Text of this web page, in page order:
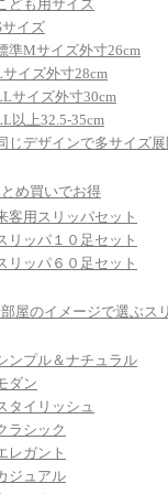
ども用サイズ
サイズ
準Mサイズ外寸26cm
イズ外寸28cm
サイズ外寸30cm
以上32.5-35cm
じデザインで多サイズ
とめ買いでお得
客用スリッパセット
リッパ１０足セット
リッパ６０足セット
屋のイメージで選ぶス
ンプル＆ナチュラル
ダン
タイリッシュ
ラシック
レガント
ジュアル